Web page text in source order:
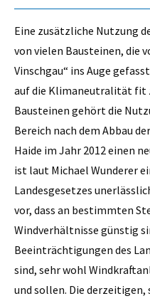
Eine zusätzliche Nutzung
von vielen Bausteinen, die
Vinschgau“ ins Auge
auf die Klimaneutralität fit
Bausteinen gehört die
Bereich nach dem Abbau
Haide im Jahr 2012 einen
ist laut Michael Wunderer
Landesgesetzes
vor, dass an bestimmten
Windverhältnisse günstig
Beeinträchtigungen des
sind, sehr wohl
und sollen. Die derzeitigen,